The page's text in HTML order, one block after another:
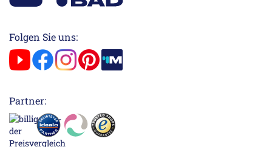
Folgen Sie uns:
Partner: